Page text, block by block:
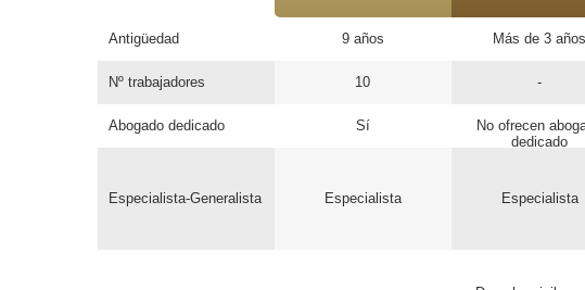
Antigüedad
Nº trabajadores
Abogado dedicado
Especialista-Generalista
9 años
10
Sí
Especialista
Más de 3 años
-
No ofrecen
dedicado
Especialista